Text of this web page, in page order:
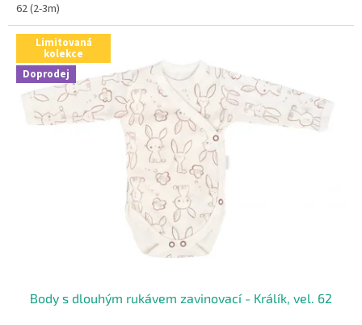
62 (2-3m)
Limitovaná
kolekce
Doprodej
Body s dlouhým rukávem zavinovací - Králík, vel. 62